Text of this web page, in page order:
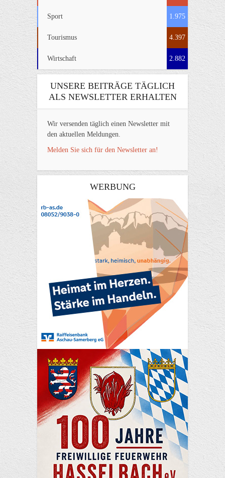
Sport 1.975
Tourismus 4.397
Wirtschaft 2.882
UNSERE BEITRÄGE TÄGLICH
ALS NEWSLETTER ERHALTEN
Wir versenden täglich einen Newsletter mit
den aktuellen Meldungen.
Melden Sie sich für den Newsletter an!
WERBUNG